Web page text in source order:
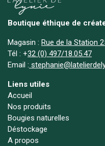
Boutique éthique de
Magasin : Rue de la Station
Tél : +32 (0) 497/18.05.47
Email :
Liens utiles
Accueil
Nos produits
Bougies naturelles
Déstockage
A propos